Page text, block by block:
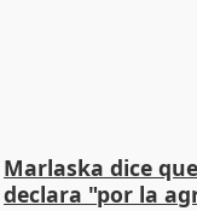
Marlaska dice
declara "por la